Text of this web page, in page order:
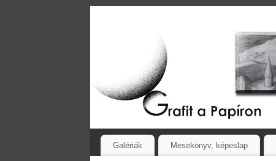
Galériák Mesekönyv, képeslap